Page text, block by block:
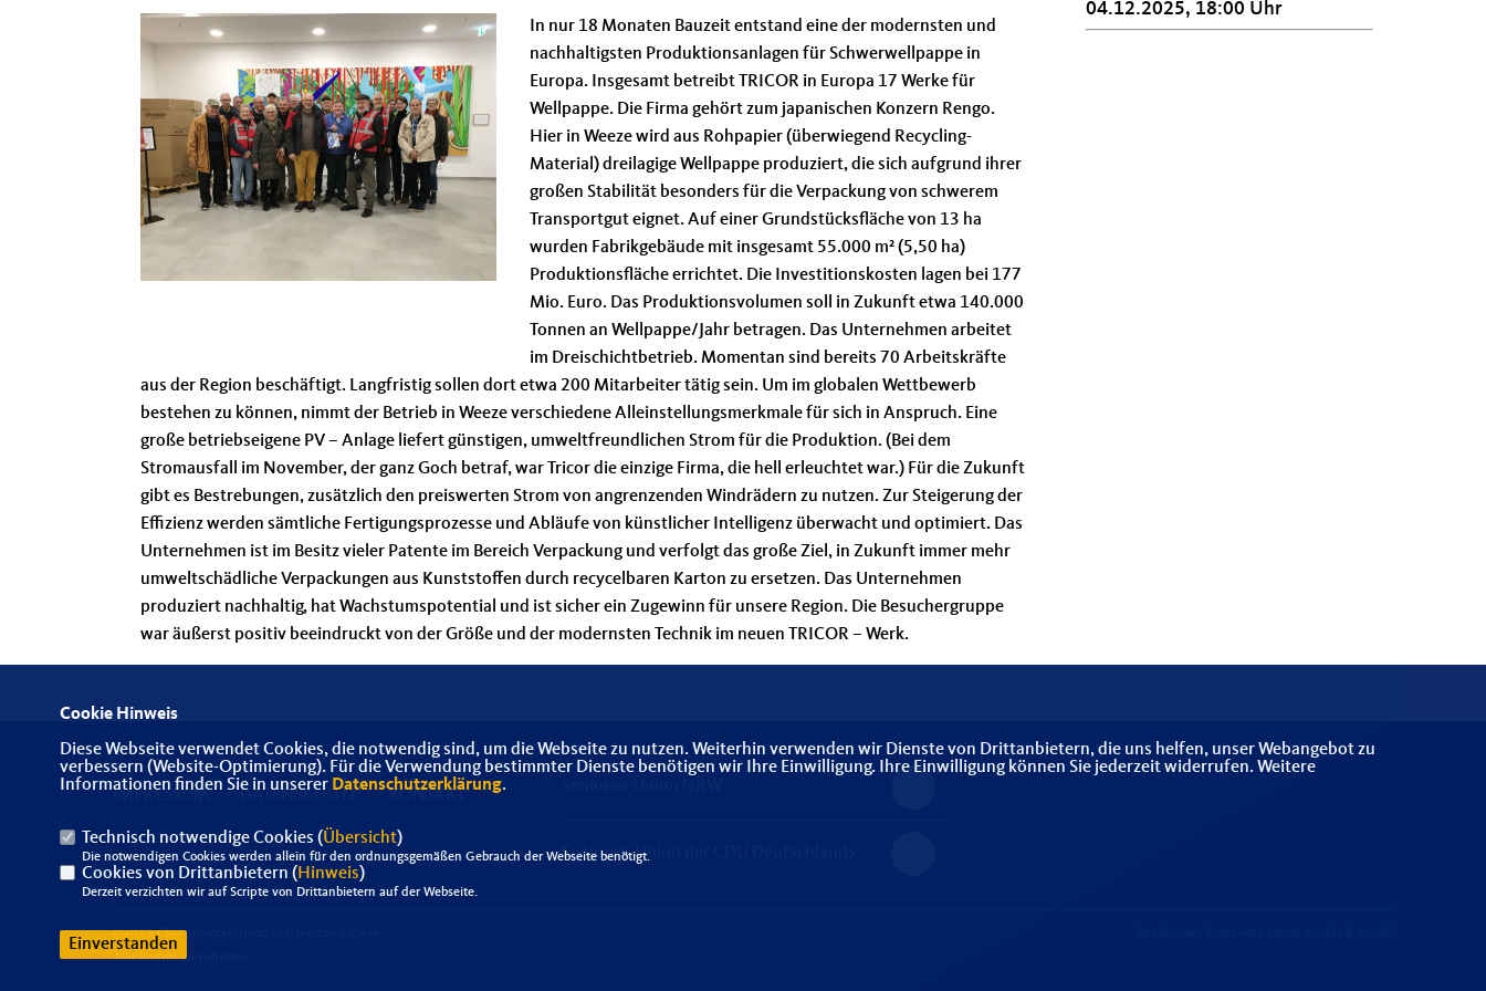
In nur 18 Monaten Bauzeit entstand eine der modernsten und
nachhaltigsten Produktionsanlagen für Schwerwellpappe in
Europa. Insgesamt betreibt TRICOR in Europa 17 Werke für
Wellpappe. Die Firma gehört zum japanischen Konzern Rengo.
Hier in Weeze wird aus Rohpapier (überwiegend Recycling-
Material) dreilagige Wellpappe produziert, die sich aufgrund ihrer
großen Stabilität besonders für die Verpackung von schwerem
Transportgut eignet. Auf einer Grundstücksfläche von 13 ha
wurden Fabrikgebäude mit insgesamt 55.000 m² (5,50 ha)
Produktionsfläche errichtet. Die Investitionskosten lagen bei 177
Mio. Euro. Das Produktionsvolumen soll in Zukunft etwa 140.000
Tonnen an Wellpappe/Jahr betragen. Das Unternehmen arbeitet
im Dreischichtbetrieb. Momentan sind bereits 70 Arbeitskräfte
aus der Region beschäftigt. Langfristig sollen dort etwa 200 Mitarbeiter tätig sein. Um im globalen Wettbewerb
bestehen zu können, nimmt der Betrieb in Weeze verschiedene Alleinstellungsmerkmale für sich in Anspruch. Eine
große betriebseigene PV – Anlage liefert günstigen, umweltfreundlichen Strom für die Produktion. (Bei dem
Stromausfall im November, der ganz Goch betraf, war Tricor die einzige Firma, die hell erleuchtet war.) Für die Zukunft
gibt es Bestrebungen, zusätzlich den preiswerten Strom von angrenzenden Windrädern zu nutzen. Zur Steigerung der
Effizienz werden sämtliche Fertigungsprozesse und Abläufe von künstlicher Intelligenz überwacht und optimiert. Das
Unternehmen ist im Besitz vieler Patente im Bereich Verpackung und verfolgt das große Ziel, in Zukunft immer mehr
umweltschädliche Verpackungen aus Kunststoffen durch recycelbaren Karton zu ersetzen. Das Unternehmen
produziert nachhaltig, hat Wachstumspotential und ist sicher ein Zugewinn für unsere Region. Die Besuchergruppe
war äußerst positiv beeindruckt von der Größe und der modernsten Technik im neuen TRICOR – Werk.
04.12.2025, 18:00 Uhr
IMPRESSUM DATENSCHUTZ KONTAKT
Senioren-Union der CDU Deutschlands
@2026 CDU Seniorenunion Kreisverband Kleve
Alle Rechte vorbehalten.
Cookie Hinweis
Diese Webseite verwendet Cookies, die notwendig sind, um die Webseite zu nutzen. Weiterhin verwenden wir Dienste von Drittanbietern, die uns helfen, unser Webangebot zu
verbessern (Website-Optimierung). Für die Verwendung bestimmter Dienste benötigen wir Ihre Einwilligung. Ihre Einwilligung können Sie jederzeit widerrufen. Weitere
Informationen finden Sie in unserer Datenschutzerklärung.
Technisch notwendige Cookies (Übersicht)
Die notwendigen Cookies werden allein für den ordnungsgemäßen Gebrauch der Webseite benötigt.
Cookies von Drittanbietern ( Hinweis)
Derzeit verzichten wir auf Scripte von Drittanbietern auf der Webseite.
Einverstanden